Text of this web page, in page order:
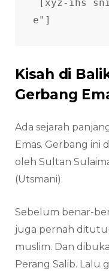
[xyz-ihs
e"]
Kisah di
Gerbang
Ada sejarah
Emas. Gerbang ini
oleh Sultan
(Utsmani).
Sebelum benar-
juga pernah
muslim. Dan
Perang Salib.